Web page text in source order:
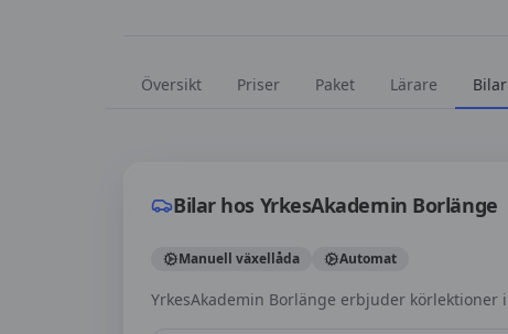
Översikt Priser Paket Lärare Bilar
Bilar hos YrkesAkademin Borlänge
Manuell växellåda Automat
YrkesAkademin Borlänge erbjuder